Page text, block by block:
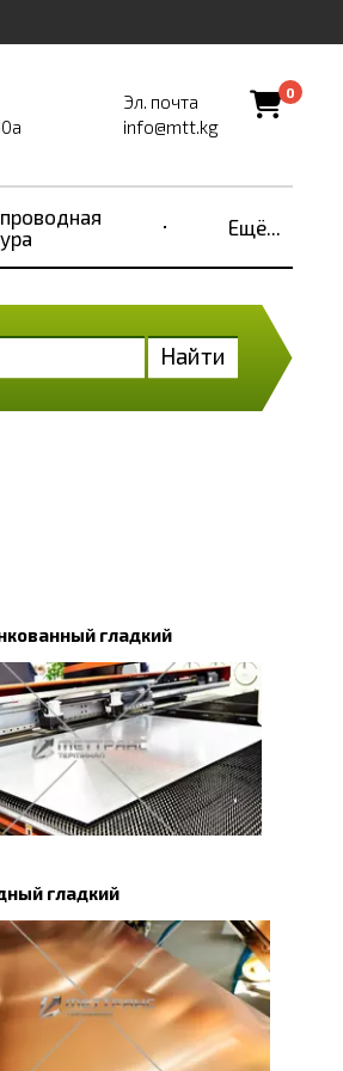
Эл. почта
info@mtt.kg
0
Ещё...
Найти
гладкий
гладкий